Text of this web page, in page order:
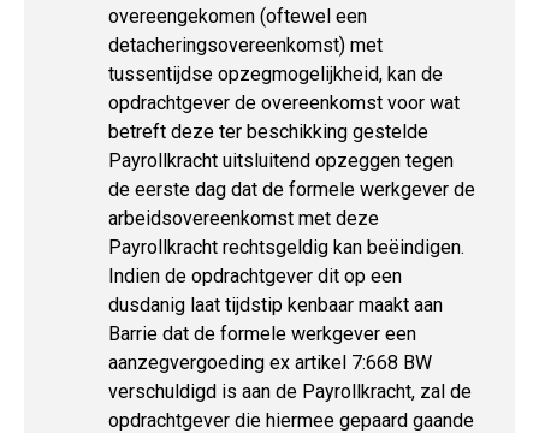
overeengekomen (oftewel een
detacheringsovereenkomst) met
tussentijdse opzegmogelijkheid, kan de
opdrachtgever de overeenkomst voor wat
betreft deze ter beschikking gestelde
Payrollkracht uitsluitend opzeggen tegen
de eerste dag dat de formele werkgever de
arbeidsovereenkomst met deze
Payrollkracht rechtsgeldig kan beëindigen.
Indien de opdrachtgever dit op een
dusdanig laat tijdstip kenbaar maakt aan
Barrie dat de formele werkgever een
aanzegvergoeding ex artikel 7:668 BW
verschuldigd is aan de Payrollkracht, zal de
opdrachtgever die hiermee gepaard gaande